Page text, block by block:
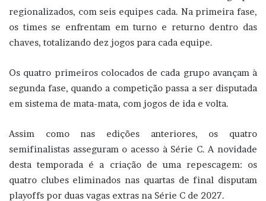
regionalizados, com seis equipes cada. Na primeira fase,
os times se enfrentam em turno e returno dentro das
chaves, totalizando dez jogos para cada equipe.
Os quatro primeiros colocados de cada grupo avançam à
segunda fase, quando a competição passa a ser disputada
em sistema de mata-mata, com jogos de ida e volta.
Assim como nas edições anteriores, os quatro
semifinalistas asseguram o acesso à Série C. A novidade
desta temporada é a criação de uma repescagem: os
quatro clubes eliminados nas quartas de final disputam
playoffs por duas vagas extras na Série C de 2027.